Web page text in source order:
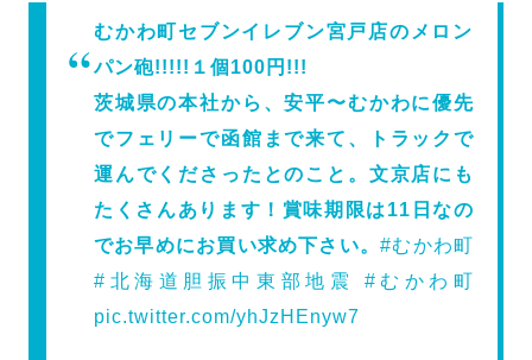
むかわ町セブンイレブン宮戸店のメロン
パン砲!!!!!１個100円!!!
茨城県の本社から、安平〜むかわに優先
でフェリーで函館まで来て、トラックで
運んでくださったとのこと。文京店にも
たくさんあります！賞味期限は11日なの
でお早めにお買い求め下さい。#むかわ町
#北海道胆振中東部地震
#むかわ町
pic.twitter.com/yhJzHEnyw7